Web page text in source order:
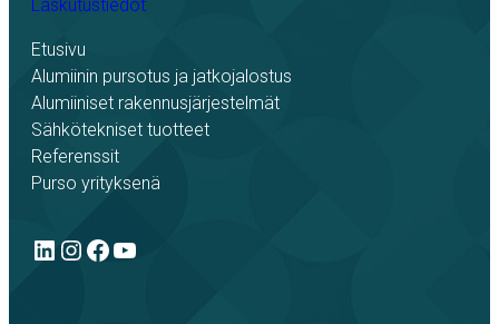
Laskutustiedot
Etusivu
Alumiinin pursotus ja jatkojalostus
Alumiiniset rakennusjärjestelmät
Sähkötekniset tuotteet
Referenssit
Purso yrityksenä
LinkedIn
Instagram
Facebook
YouTube